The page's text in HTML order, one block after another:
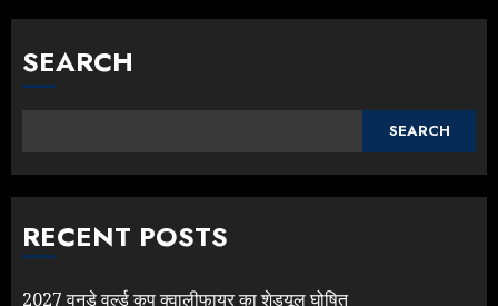
SEARCH
SEARCH
RECENT POSTS
2027 वनडे वर्ल्ड कप क्वालीफायर का शेड्यूल घोषित